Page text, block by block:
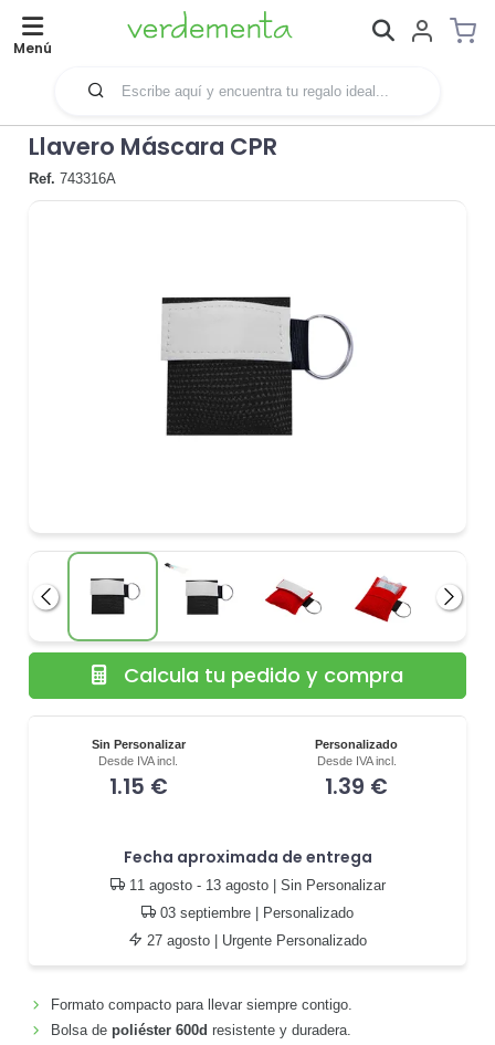
Menú
Llavero Máscara CPR
Ref. 743316A
Anterior
Sin Personalizar
Desde IVA incl.
1.15 €
Personalizado
Desde IVA incl.
1.39 €
Fecha aproximada de entrega
11 agosto - 13 agosto| Sin Personalizar
03 septiembre | Personalizado
27 agosto | Urgente Personalizado
Calcula tu pedido y compra
Formato compacto para llevar siempre contigo.
Bolsa de poliéster 600d resistente y duradera.